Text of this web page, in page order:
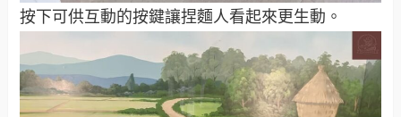
按下可供互動的按鍵讓捏麵人看起來更生動。